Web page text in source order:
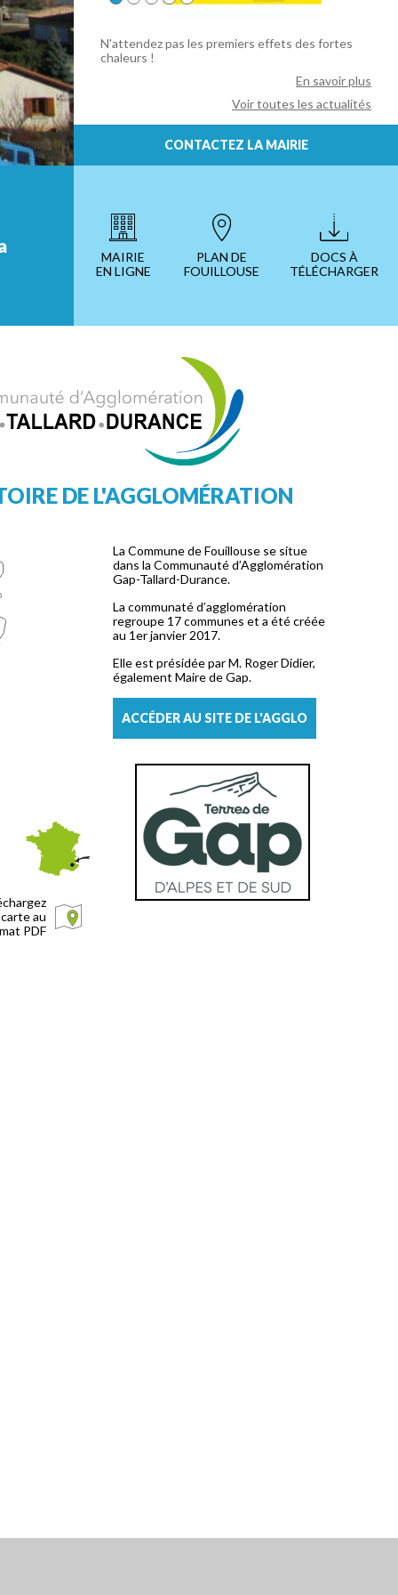
pas les premiers effets des fortes
!
Voir toutes les actualités
CONTACTEZ LA MAIRIE
MAIRIE
EN LIGNE
PLAN DE
FOUILLOUSE
DOCS À
TÉLÉCHARGER
DE L'AGGLOMÉRATION
au
PDF
La Commune de Fouillouse se situe
dans la Communauté d’Agglomération
Gap-Tallard-Durance.
La communaté d’agglomération
regroupe 17 communes et a été créée
au 1er janvier 2017.
Elle est présidée par M. Roger Didier,
également Maire de Gap.
ACCÉDER AU SITE DE L'AGGLO